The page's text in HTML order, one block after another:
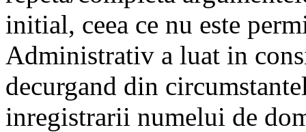
initial, ceea ce nu este
Administrativ a luat in
decurgand din
inregistrarii numelui de